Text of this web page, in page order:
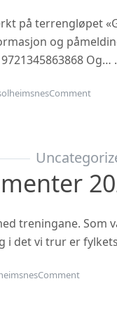
på terrengløpet
og
Og…
Commenton
treningane. Som
i det vi trur er
Commenton